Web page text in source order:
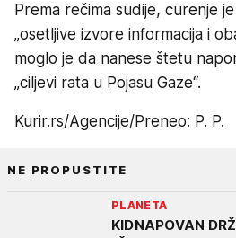
Prema rečima sudije, curenje
„osetljive izvore informacija i
moglo je da nanese štetu
„ciljevi rata u Pojasu Gaze“.
Kurir.rs/Agencije/Preneo: P. P.
NE PROPUSTITE
PLANETA
KIDNAPOVAN